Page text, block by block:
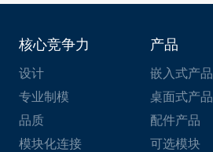
核心竞争力
设计
专业制模
品质
模块化连接
产品
嵌入式产品
桌面式产品
配件产品
可选模块